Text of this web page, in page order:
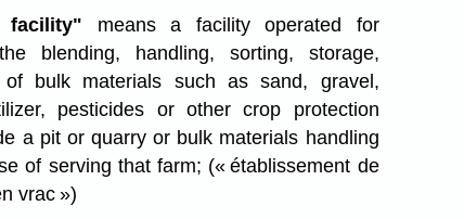
facility" means a facility operated for
blending, handling, sorting, storage,
bulk materials such as sand, gravel,
pesticides or other crop protection
a pit or quarry or bulk materials handling
of serving that farm; (« établissement de
vrac »)